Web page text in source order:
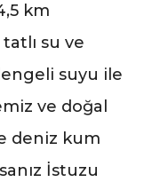
km
su ve
suyu ile
ve doğal
deniz kum
İstuzu